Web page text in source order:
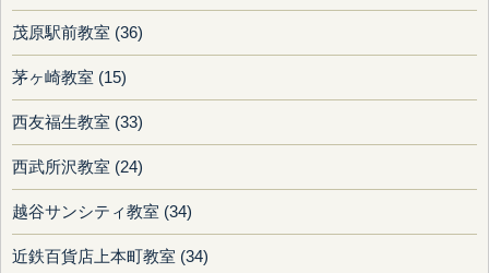
茂原駅前教室 (36)
茅ヶ崎教室 (15)
西友福生教室 (33)
西武所沢教室 (24)
越谷サンシティ教室 (34)
近鉄百貨店上本町教室 (34)